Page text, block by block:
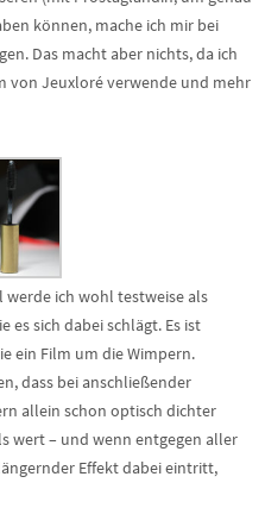
können, mache ich mir bei
Das macht aber nichts, da ich
von Jeuxloré verwende und mehr
werde ich wohl testweise als
es sich dabei schlägt. Es ist
ein Film um die Wimpern.
dass bei anschließender
allein schon optisch dichter
wert – und wenn entgegen aller
Effekt dabei eintritt,